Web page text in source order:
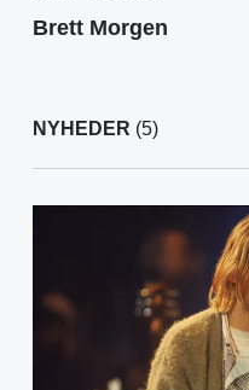
Brett Morgen
NYHEDER (5)